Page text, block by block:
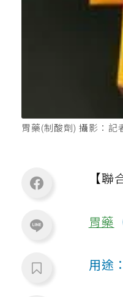
胃藥(制酸劑) 攝影：記
【
胃藥
用途：